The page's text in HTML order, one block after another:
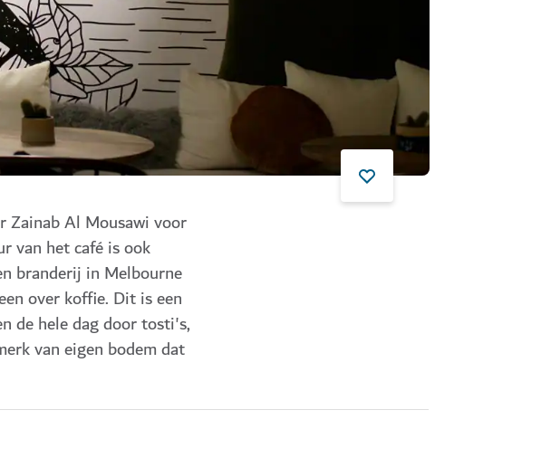
Zainab Al Mousawi voor
van het café is ook
branderij in Melbourne
over koffie. Dit is een
de hele dag door tosti's,
van eigen bodem dat